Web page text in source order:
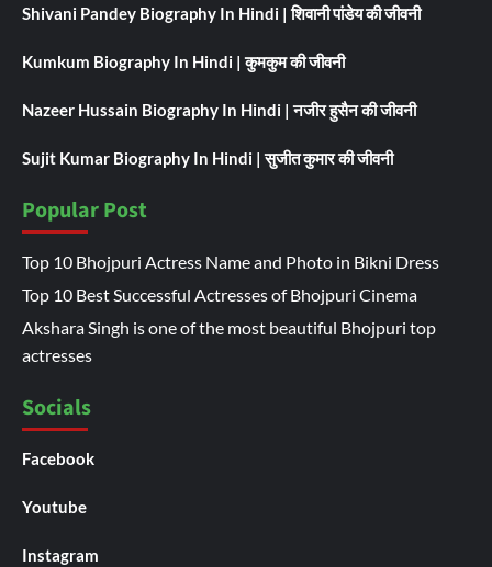
Shivani Pandey Biography In Hindi | शिवानी पांडेय की जीवनी
Kumkum Biography In Hindi | कुमकुम की जीवनी
Nazeer Hussain Biography In Hindi | नजीर हुसैन की जीवनी
Sujit Kumar Biography In Hindi | सुजीत कुमार की जीवनी
Popular Post
Top 10 Bhojpuri Actress Name and Photo in Bikni Dress
Top 10 Best Successful Actresses of Bhojpuri Cinema
Akshara Singh is one of the most beautiful Bhojpuri top
actresses
Socials
Facebook
Youtube
Instagram